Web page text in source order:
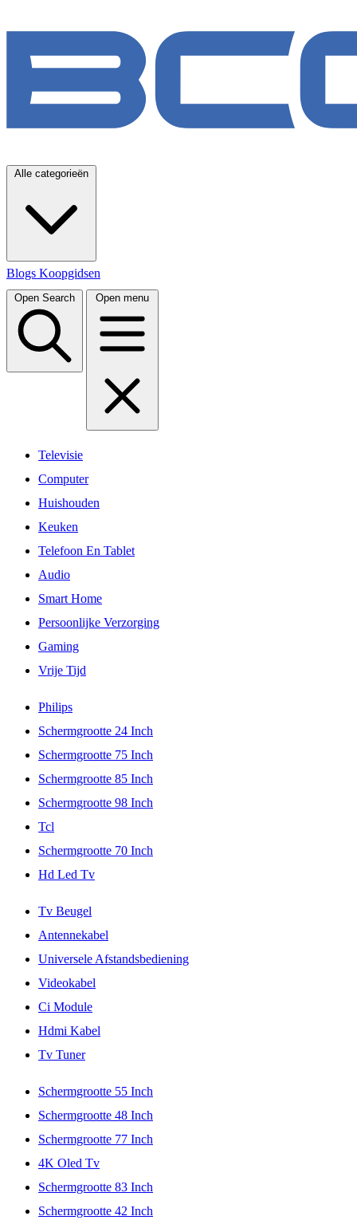
Alle categorieën
Blogs Koopgidsen
Open Search Open menu
Televisie
Computer
Huishouden
Keuken
Telefoon En Tablet
Audio
Smart Home
Persoonlijke Verzorging
Gaming
Vrije Tijd
Philips
Schermgrootte 24 Inch
Schermgrootte 75 Inch
Schermgrootte 85 Inch
Schermgrootte 98 Inch
Tcl
Schermgrootte 70 Inch
Hd Led Tv
Tv Beugel
Antennekabel
Universele Afstandsbediening
Videokabel
Ci Module
Hdmi Kabel
Tv Tuner
Schermgrootte 55 Inch
Schermgrootte 48 Inch
Schermgrootte 77 Inch
4K Oled Tv
Schermgrootte 83 Inch
Schermgrootte 42 Inch